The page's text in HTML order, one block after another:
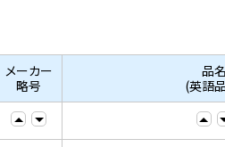
メーカー
略号
品名
(英語